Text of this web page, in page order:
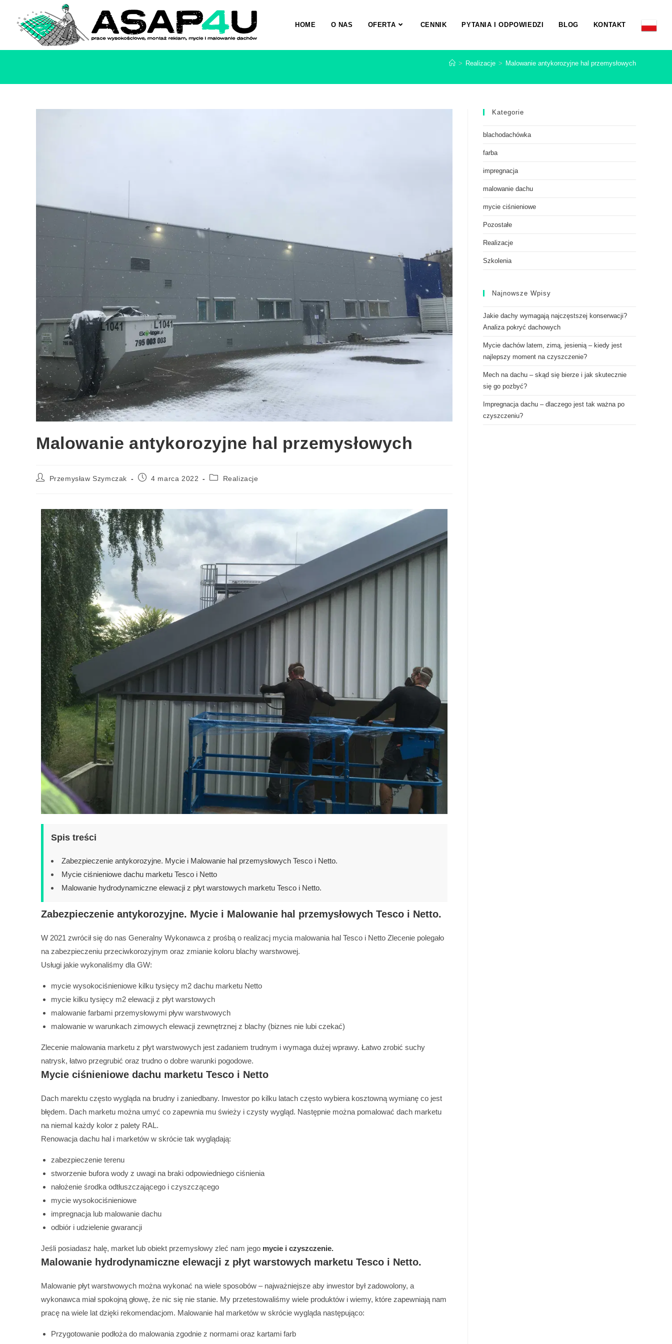
HOME O NAS OFERTA CENNIK PYTANIA I ODPOWIEDZI BLOG KONTAKT
> Realizacje > Malowanie antykorozyjne hal przemysłowych
Malowanie antykorozyjne hal przemysłowych
Przemysław Szymczak 4 marca 2022 Realizacje
Spis treści
Zabezpieczenie antykorozyjne. Mycie i Malowanie hal przemysłowych Tesco i Netto.
Mycie ciśnieniowe dachu marketu Tesco i Netto
Malowanie hydrodynamiczne elewacji z płyt warstowych marketu Tesco i Netto.
Zabezpieczenie antykorozyjne. Mycie i Malowanie hal przemysłowych Tesco i Netto.
W 2021 zwrócił się do nas Generalny Wykonawca z prośbą o realizacj mycia malowania hal Tesco i Netto Zlecenie polegało
na zabezpieczeniu przeciwkorozyjnym oraz zmianie koloru blachy warstwowej.
Usługi jakie wykonaliśmy dla GW:
mycie wysokociśnieniowe kilku tysięcy m2 dachu marketu Netto
mycie kilku tysięcy m2 elewacji z płyt warstowych
malowanie farbami przemysłowymi pływ warstwowych
malowanie w warunkach zimowych elewacji zewnętrznej z blachy (biznes nie lubi czekać)
Zlecenie malowania marketu z płyt warstwowych jest zadaniem trudnym i wymaga dużej wprawy. Łatwo zrobić suchy
natrysk, łatwo przegrubić oraz trudno o dobre warunki pogodowe.
Mycie ciśnieniowe dachu marketu Tesco i Netto
Dach marektu często wygląda na brudny i zaniedbany. Inwestor po kilku latach często wybiera kosztowną wymianę co jest
błędem. Dach marketu można umyć co zapewnia mu świeży i czysty wygląd. Następnie można pomalować dach marketu
na niemal każdy kolor z palety RAL.
Renowacja dachu hal i marketów w skrócie tak wyglądają:
zabezpieczenie terenu
stworzenie bufora wody z uwagi na braki odpowiedniego ciśnienia
nałożenie środka odtłuszczającego i czyszczącego
mycie wysokociśnieniowe
impregnacja lub malowanie dachu
odbiór i udzielenie gwarancji
Jeśli posiadasz halę, market lub obiekt przemysłowy zleć nam jego mycie i czyszczenie.
Malowanie hydrodynamiczne elewacji z płyt warstowych marketu Tesco i Netto.
Malowanie płyt warstwowych można wykonać na wiele sposobów – najważniejsze aby inwestor był zadowolony, a
wykonawca miał spokojną głowę, że nic się nie stanie. My przetestowaliśmy wiele produktów i wiemy, które zapewniają nam
pracę na wiele lat dzięki rekomendacjom. Malowanie hal marketów w skrócie wygląda następująco:
Przygotowanie podłoża do malowania zgodnie z normami oraz kartami farb
Kategorie
blachodachówka
farba
impregnacja
malowanie dachu
mycie ciśnieniowe
Pozostałe
Realizacje
Szkolenia
Najnowsze Wpisy
Jakie dachy wymagają najczęstszej konserwacji?
Analiza pokryć dachowych
Mycie dachów latem, zimą, jesienią – kiedy jest
najlepszy moment na czyszczenie?
Mech na dachu – skąd się bierze i jak skutecznie
się go pozbyć?
Impregnacja dachu – dlaczego jest tak ważna po
czyszczeniu?